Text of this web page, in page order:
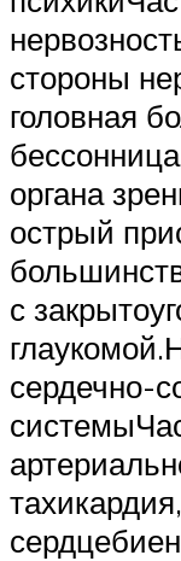
стороны
головная
органа
острый
с
сердечно-